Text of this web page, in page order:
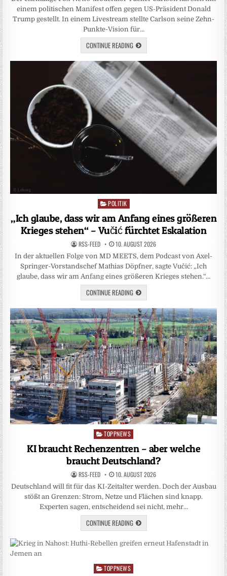
einem politischen Manifest offen gegen US-Präsident Donald
Trump gestellt. In einem Livestream stellte Carlson seine Zehn-
Punkte-Vision für…
CONTINUE READING
Posted
POLITIK
„Ich glaube, dass wir am Anfang eines größeren
Krieges stehen“ – Vučić fürchtet Eskalation
RSS-FEED 10. AUGUST 2026
In der aktuellen Folge von MD MEETS, dem Podcast von Axel-
Springer-Vorstandschef Mathias Döpfner, sagte Vučić: „Ich
glaube, dass wir am Anfang eines größeren Krieges stehen.“…
CONTINUE READING
Posted
TOPPNEWS
KI braucht Rechenzentren – aber welche
braucht Deutschland?
RSS-FEED 10. AUGUST 2026
Deutschland will fit für das KI-Zeitalter werden. Doch der Ausbau
stößt an Grenzen: Strom, Netze und Flächen sind knapp.
Experten sagen, entscheidend sei nicht, mehr…
CONTINUE READING
Posted
TOPPNEWS